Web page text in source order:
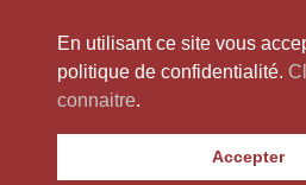
En utilisant ce site vous
politique de confidentialité.
connaitre.
Accepter
Japon
ramen recette bento